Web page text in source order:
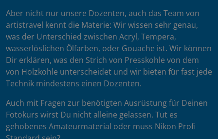
Aber nicht nur unsere Dozenten, auch das Team von
artistravel kennt die Materie: Wir wissen sehr genau,
was der Unterschied zwischen Acryl, Tempera,
wasserlöslichen Ölfarben, oder Gouache ist. Wir können
Dir erklären, was den Strich von Presskohle von dem
von Holzkohle unterscheidet und wir bieten für fast jede
Technik mindestens einen Dozenten.
Auch mit Fragen zur benötigten Ausrüstung für Deinen
Fotokurs wirst Du nicht alleine gelassen. Tut es
gehobenes Amateurmaterial oder muss Nikon Profi